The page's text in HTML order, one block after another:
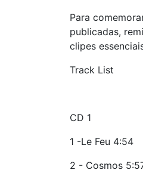
Para
publicadas,
clipes
Track List
CD 1
1 -Le Feu 4:54
2 - Cosmos